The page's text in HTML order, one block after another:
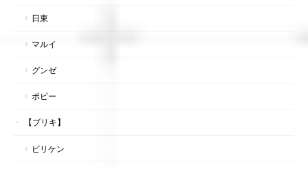
日東
マルイ
グンゼ
ポピー
【ブリキ】
ビリケン